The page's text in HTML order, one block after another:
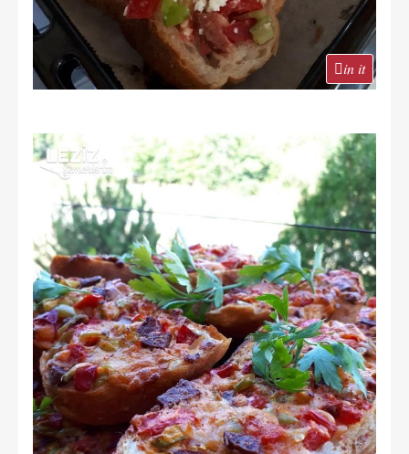
in it